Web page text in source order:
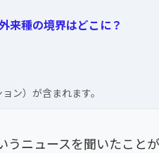
来種の境界はどこに？
ン）が含まれます。
ニュースを聞いたこと